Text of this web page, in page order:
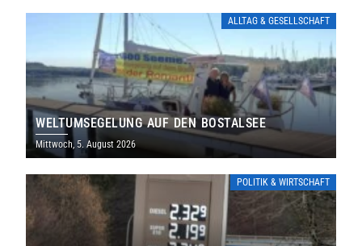
ALLTAG & GESELLSCHAFT
WELTUMSEGELUNG AUF DEN BOSTALSEE
Mittwoch, 5. August 2026
POLITIK & WIRTSCHAFT